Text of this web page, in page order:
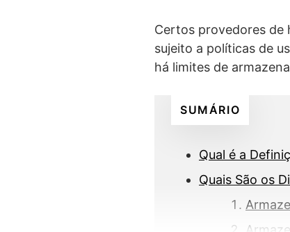
Certos provedores de
sujeito a políticas de
há limites de
SUMÁRIO
Qual é a
Quais São os